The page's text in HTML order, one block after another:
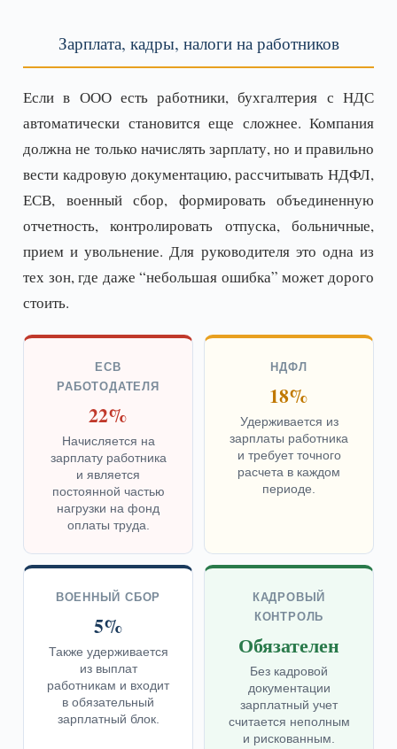
Зарплата, кадры, налоги на работников
Если в ООО есть работники, бухгалтерия с НДС
автоматически становится еще сложнее. Компания
должна не только начислять зарплату, но и правильно
вести кадровую документацию, рассчитывать НДФЛ,
ЕСВ, военный сбор, формировать объединенную
отчетность, контролировать отпуска, больничные,
прием и увольнение. Для руководителя это одна из
тех зон, где даже “небольшая ошибка” может дорого
стоить.
ЕСВ
РАБОТОДАТЕЛЯ
22%
Начисляется на
зарплату работника
и является
постоянной частью
нагрузки на фонд
оплаты труда.
НДФЛ
18%
Удерживается из
зарплаты работника
и требует точного
расчета в каждом
периоде.
ВОЕННЫЙ СБОР
5%
Также удерживается
из выплат
работникам и входит
в обязательный
зарплатный блок.
КАДРОВЫЙ
КОНТРОЛЬ
Обязателен
Без кадровой
документации
зарплатный учет
считается неполным
и рискованным.